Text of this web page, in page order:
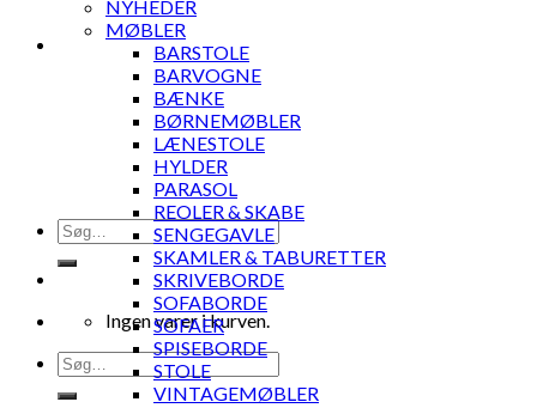
Søg
efter:
Ingen varer i kurven.
Søg
efter:
NYHEDER
MØBLER
BARSTOLE
BARVOGNE
BÆNKE
BØRNEMØBLER
LÆNESTOLE
HYLDER
PARASOL
REOLER & SKABE
SENGEGAVLE
SKAMLER & TABURETTER
SKRIVEBORDE
SOFABORDE
SOFAER
SPISEBORDE
STOLE
VINTAGEMØBLER